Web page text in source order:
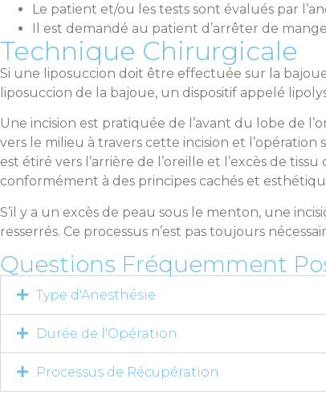
Le patient et/ou les tests sont évalués par
Il est demandé au patient d’arrêter de
Technique Chirurgicale
Si une liposuccion doit être effectuée sur la
liposuccion de la bajoue, un dispositif appelé
Une incision est pratiquée de l’avant du lobe de
vers le milieu à travers cette incision et l’opération
est étiré vers l’arrière de l’oreille et l’excès de
conformément à des principes cachés et
S’il y a un excès de peau sous le menton, une
resserrés. Ce processus n’est pas toujours
Questions Fréquemment
Type d'Anesthésie
Durée de l'Opération
Processus de Récupération